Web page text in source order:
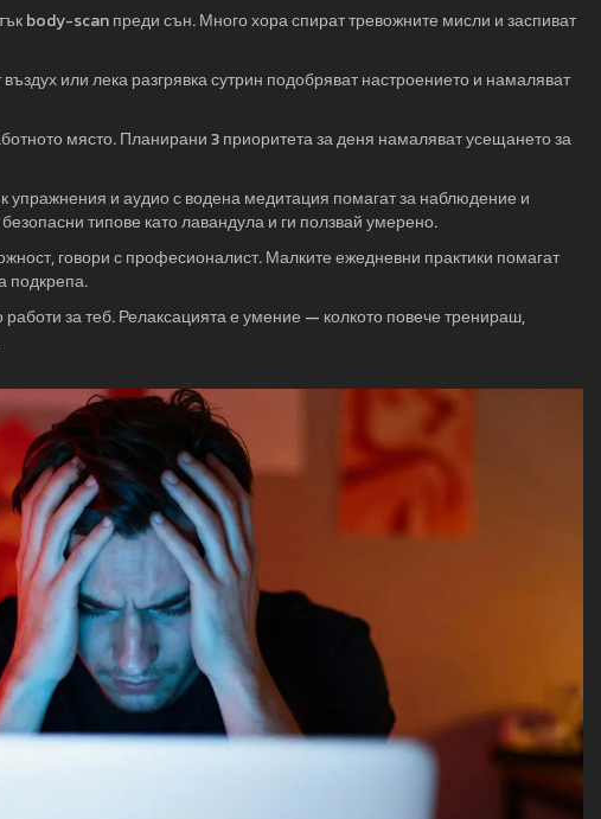
body-scan преди сън. Много хора спират тревожните мисли и заспиват
или лека разгрявка сутрин подобряват настроението и намаляват
място. Планирани 3 приоритета за деня намаляват усещането за
и аудио с водена медитация помагат за наблюдение и
типове като лавандула и ги ползвай умерено.
говори с професионалист. Малките ежедневни практики помагат
подкрепа.
за теб. Релаксацията е умение — колкото повече тренираш,